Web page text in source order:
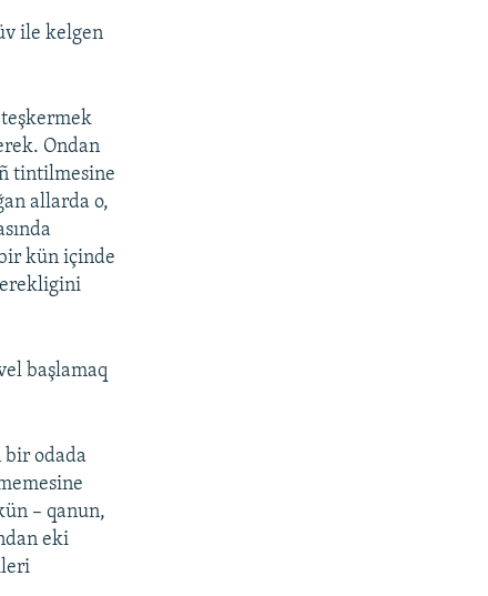
ile kelgen
teşkermek
Ondan
tintilmesine
allarda o,
kün içinde
başlamaq
bir odada
– qanun,
eki